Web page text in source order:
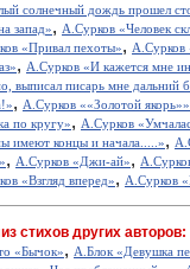
солнечный дождь прошел
запад», А.Сурков «Человек
«Привал пехоты», А.Сурков
, А.Сурков «И кажется мне
выписал писарь мне дальний
, А.Сурков ««Золотой якорь»»
по кругу», А.Сурков
имеют концы и начала.....»,
, А.Сурков «Джи-ай»,
«Взгляд вперед», А.Сурков
стихов других авторов:
«Бычок», А.Блок «Девушка